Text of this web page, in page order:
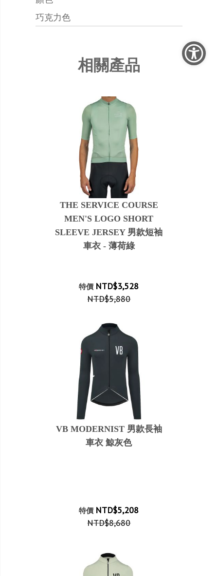
巧克力色
相關產品
THE SERVICE COURSE
MEN'S LOGO SHORT
SLEEVE JERSEY 男款短袖
車衣 - 薄荷綠
特價 NTD$3,528
NTD$5,880
VB MODERNIST 男款長袖
車衣 鯨灰色
特價 NTD$5,208
NTD$8,680